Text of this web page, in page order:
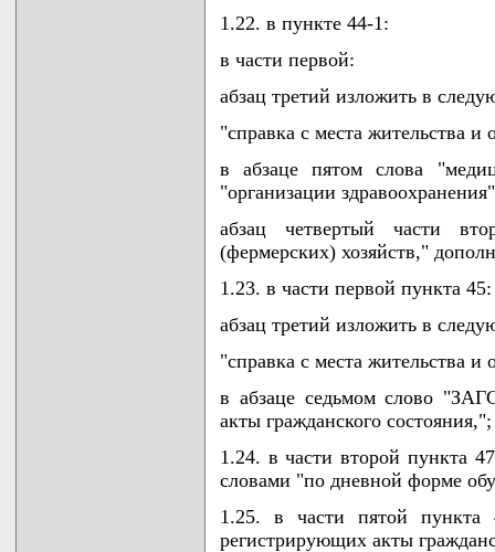
1.22. в пункте 44-1:
в части первой:
абзац третий изложить в
"справка с места жительства и
в абзаце пятом слова
"организации
абзац четвертый части
(фермерских) хозяйств,"
1.23. в части первой пункта 45:
абзац третий изложить в
"справка с места жительства и
в абзаце седьмом слово
акты гражданского состояния,";
1.24. в части второй пункта
словами "по дневной форме
1.25. в части пятой
регистрирующих акты